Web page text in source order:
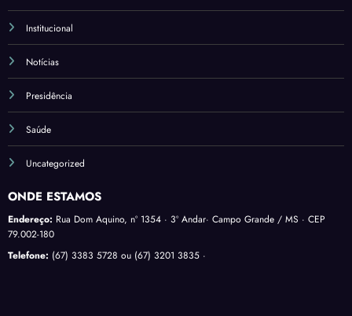
Institucional
Notícias
Presidência
Saúde
Uncategorized
ONDE ESTAMOS
Endereço: Rua Dom Aquino, nº 1354 · 3º Andar· Campo Grande / MS · CEP
79.002-180
Telefone: (67) 3383 5728 ou (67) 3201 3835 ·